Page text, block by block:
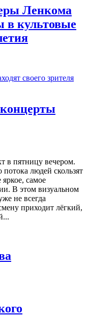
Ленкома
в культовые
в пятницу вечером.
людей скользят
самое
В этом визуальном
не всегда
приходит лёгкий,